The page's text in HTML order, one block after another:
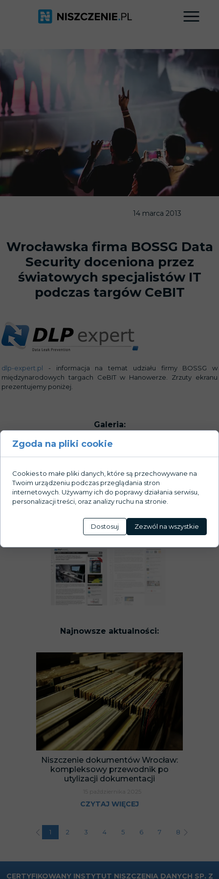
Galeria:
Najnowsze aktualności:
Niszczenie dokumentów Wrocław:
kompleksowy przewodnik po
utylizacji dokumentacji
15 października 2025
CZYTAJ WIĘCEJ
1 2 3 4 5 6 7 8
14 marca 2013
Wrocławska firma BOSSG Data
Security doceniona przez
światowych specjalistów IT
podczas targów CeBIT
dlp-expert.pl - informacja na temat udziału firmy BOSSG w
międzynarodowych targach CeBIT w Hanowerze. Zrzuty ekranu
prezentujemy poniżej.
CERTYFIKOWANY INSTYTUT NISZCZENIA DANYCH SP. Z
Zgoda na pliki cookie
Cookies to małe pliki danych, które są przechowywane na
Twoim urządzeniu podczas przeglądania stron
internetowych. Używamy ich do poprawy działania serwisu,
personalizacji treści, oraz analizy ruchu na stronie.
Dostosuj Zezwól na wszystkie